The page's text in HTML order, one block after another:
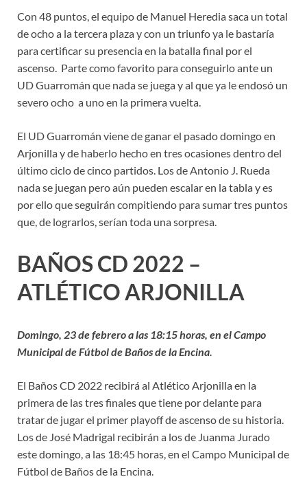
Con 48 puntos, el equipo de Manuel Heredia saca un total
de ocho a la tercera plaza y con un triunfo ya le bastaría
para certificar su presencia en la batalla final por el
ascenso. Parte como favorito para conseguirlo ante un
UD Guarromán que nada se juega y al que ya le endosó un
severo ocho a uno en la primera vuelta.
El UD Guarromán viene de ganar el pasado domingo en
Arjonilla y de haberlo hecho en tres ocasiones dentro del
último ciclo de cinco partidos. Los de Antonio J. Rueda
nada se juegan pero aún pueden escalar en la tabla y es
por ello que seguirán compitiendo para sumar tres puntos
que, de lograrlos, serían toda una sorpresa.
BAÑOS CD 2022 –
ATLÉTICO ARJONILLA
Domingo, 23 de febrero a las 18:15 horas, en el Campo
Municipal de Fútbol de Baños de la Encina.
El Baños CD 2022 recibirá al Atlético Arjonilla en la
primera de las tres finales que tiene por delante para
tratar de jugar el primer playoff de ascenso de su historia.
Los de José Madrigal recibirán a los de Juanma Jurado
este domingo, a las 18:45 horas, en el Campo Municipal de
Fútbol de Baños de la Encina.